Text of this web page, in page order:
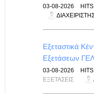
03-08-2026
Εξεταστικά
Εξετάσεων
03-08-2026
ΕΞΕΤΆΣΕΙΣ